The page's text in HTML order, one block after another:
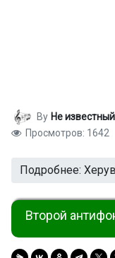
By Не известный
Просмотров: 1642
Подробнее:
Второй